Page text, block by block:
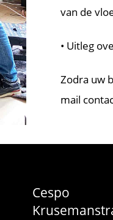
van de
• Uitleg
Zodra uw
mail
Cespo